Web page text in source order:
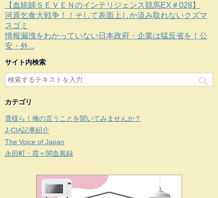
【血統師ＳＥＶＥＮのインテリジェンス競馬EX＃028】
河原乞食大戦争！！そして表面上しか汲み取れないクズマ
スゴミ
情報漏洩をわかっていない日本政府・企業は猛反省を！公
安・外...
サイト内検索
カテゴリ
貴様ら！俺の言うことを聞いてみませんか？
J-CIA記事紹介
The Voice of Japan
永田町・霞ヶ関血風録